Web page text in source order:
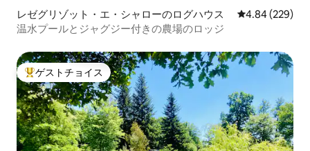
レゼグリゾット・エ・シャローのログハウス レビュー229
4.84 (229)
温水プールとジャグジー付きの農場のロッジ
大好評のゲストチョイスです。
ゲストチョイス